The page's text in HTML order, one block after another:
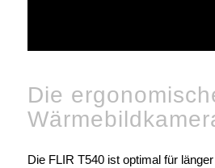
Die
Die FLIR T540 ist optimal für